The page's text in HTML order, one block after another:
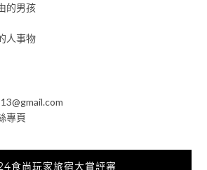
的男孩
人事物
專頁
食尚玩家旅宿大賞評審